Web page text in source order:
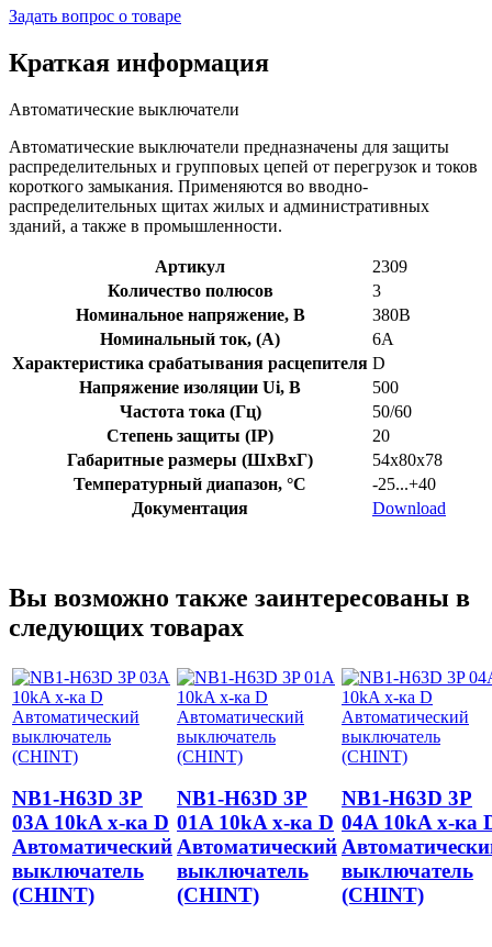
Задать вопрос о товаре
Краткая информация
Автоматические выключатели
Автоматические выключатели предназначены для защиты
распределительных и групповых цепей от перегрузок и токов
короткого замыкания. Применяются во вводно-
распределительных щитах жилых и административных
зданий, а также в промышленности.
Артикул
2309
Количество полюсов
3
Номинальное напряжение, В
380В
Номинальный ток, (А)
6А
Характеристика срабатывания расцепителя D
Напряжение изоляции Ui, В
500
Частота тока (Гц)
50/60
Степень защиты (IP)
20
Габаритные размеры (ШхВхГ)
54х80х78
Температурный диапазон, °C
-25...+40
Документация
Download
Вы возможно также заинтересованы в
следующих товарах
NB1-H63D 3P
03A 10kA х-ка D
Автоматический
выключатель
(CHINT)
NB1-H63D 3P
01A 10kA х-ка D
Автоматический
выключатель
(CHINT)
NB1-H63D 3P
04A 10kA х-ка
выключатель
(CHINT)